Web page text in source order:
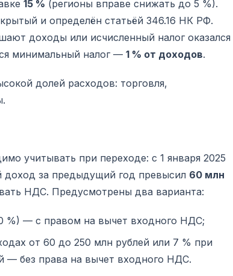
15 % (регионы вправе снижать до 5 %).
и определён статьёй 346.16 НК РФ.
доходы или исчисленный налог оказался
минимальный налог — 1 % от доходов.
долей расходов: торговля,
учитывать при переходе: с 1 января 2025
доход за предыдущий год превысил 60 млн
НДС. Предусмотрены два варианта:
%) — с правом на вычет входного НДС;
от 60 до 250 млн рублей или 7 % при
— без права на вычет входного НДС.